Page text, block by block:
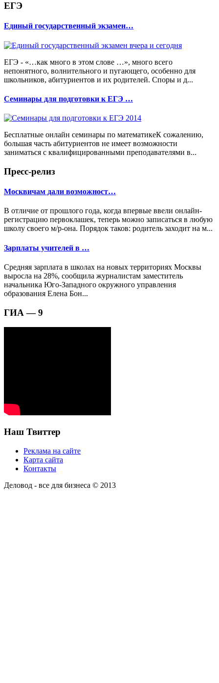
ЕГЭ
Единый государственный экзамен…
ЕГЭ - «…как много в этом слове …», много всего
непонятного, волнительного и пугающего, особенно для
школьников, абитуриентов и их родителей. Споры и д...
Семинары для подготовки к ЕГЭ …
Бесплатные онлайн семинары по математикеК сожалению,
большая часть абитуриентов не имеет возможности
заниматься с квалифицированными преподавателями в...
Пресс-релиз
Москвичам дали возможност…
В отличие от прошлого года, когда впервые ввели онлайн-
регистрацию первоклашек, теперь можно записаться в любую
школу своего м/р-она. Порядок таков: родитель заходит на м...
Зарплаты учителей в …
Средняя зарплата в школах на новых территориях Москвы
выросла на 28%, сообщила журналистам заместитель
начальника Юго-Западного окружного управления
образования Елена Бон...
ГИА — 9
Наш Твиттер
Реклама на сайте
Карта сайта
Контакты
Деловод - все для бизнеса © 2013